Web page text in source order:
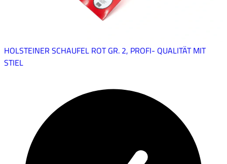
HOLSTEINER SCHAUFEL ROT GR. 2, PROFI- QUALITÄT MIT
STIEL